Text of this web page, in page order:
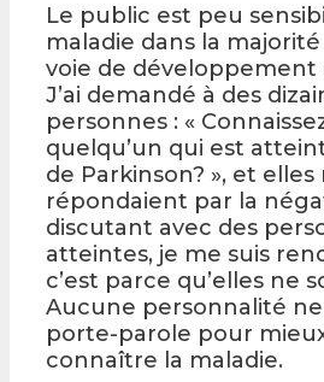
Le public est peu
maladie dans la
voie de développement
J’ai demandé à des
personnes : «
quelqu’un qui est
de Parkinson? », et elles
répondaient par la
discutant avec des
atteintes, je me suis
c’est parce qu’elles ne
Aucune personnalité
porte-parole pour
connaître la maladie.